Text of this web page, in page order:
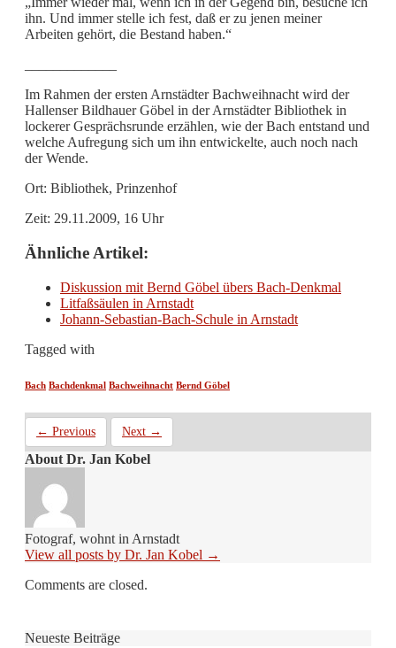
ihn. Und immer stelle ich fest, daß er zu jenen meiner
Arbeiten gehört, die Bestand haben.“
Im Rahmen der ersten Arnstädter Bachweihnacht wird der
Hallenser Bildhauer Göbel in der Arnstädter Bibliothek in
lockerer Gesprächsrunde erzählen, wie der Bach entstand und
welche Aufregung sich um ihn entwickelte, auch noch nach
der Wende.
Ort: Bibliothek, Prinzenhof
Zeit: 29.11.2009, 16 Uhr
Ähnliche Artikel:
Diskussion mit Bernd Göbel übers Bach-Denkmal
Litfaßsäulen in Arnstadt
Johann-Sebastian-Bach-Schule in Arnstadt
Tagged with
Bach Bachdenkmal Bachweihnacht Bernd Göbel
← Previous Next →
About Dr. Jan Kobel
Fotograf, wohnt in Arnstadt
View all posts by Dr. Jan Kobel →
Comments are closed.
Neueste Beiträge